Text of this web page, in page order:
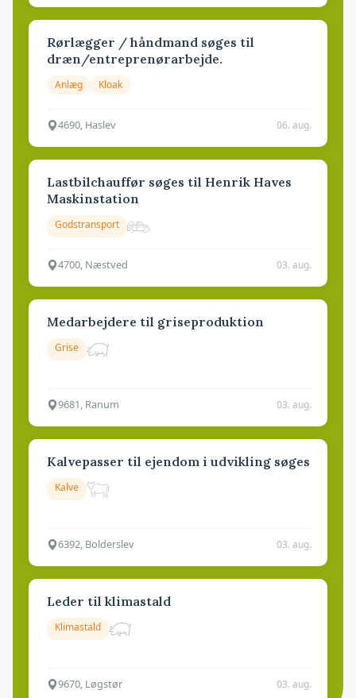
Rørlægger / håndmand søges til
dræn/entreprenørarbejde.
Anlæg Kloak
4690, Haslev 06. aug.
Lastbilchauffør søges til Henrik Haves
Maskinstation
Godstransport
4700, Næstved 03. aug.
Medarbejdere til griseproduktion
Grise
9681, Ranum 03. aug.
Kalvepasser til ejendom i udvikling søges
Kalve
6392, Bolderslev 03. aug.
Leder til klimastald
Klimastald
9670, Løgstør 03. aug.